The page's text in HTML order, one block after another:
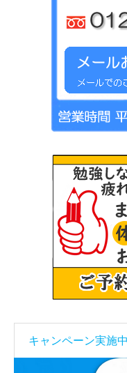
キャンペーン実施中